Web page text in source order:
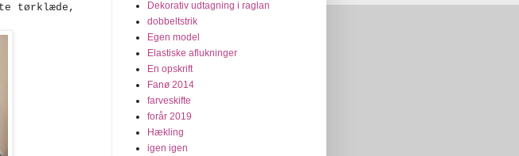
tørklæde,
Dekorativ udtagning i raglan
dobbeltstrik
Egen model
Elastiske aflukninger
En opskrift
Fanø 2014
farveskifte
forår 2019
Hækling
igen igen